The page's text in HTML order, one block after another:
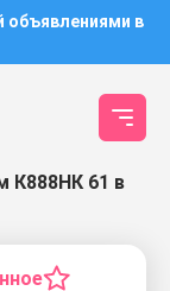
объявлениями в
К888НК 61 в